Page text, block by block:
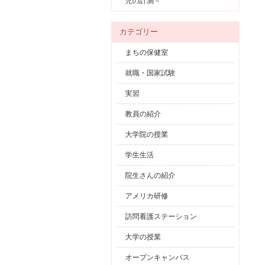
カテゴリー
まちの保健室
就職・国家試験
実習
教員の紹介
大学院の授業
学生生活
院生さんの紹介
アメリカ研修
訪問看護ステーション
大学の授業
オープンキャンパス